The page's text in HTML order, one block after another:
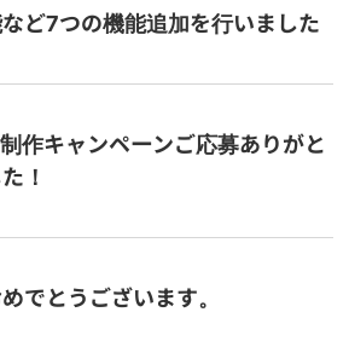
ど7つの機能追加を行いました
作キャンペーンご応募ありがと
！
でとうございます。